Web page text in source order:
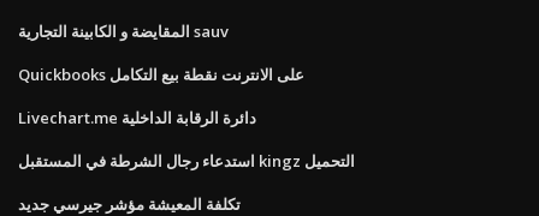
المقايضة و الكابينة التجارية sauv
Quickbooks على الانترنت نقطة بيع التكامل
Livechart.me دائرة الرقابة الداخلية
استدعاء رجال الشرطة في المستقبل kingz التحميل
تكلفة المعيشة مؤشر جيرسي جديد